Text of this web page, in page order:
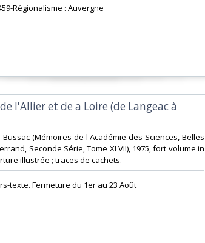
Régionalisme : Auvergne‎
l'Allier et de a Loire (de Langeac à
Bussac (Mémoires de l'Académie des Sciences, Belles
Seconde Série, Tome XLVII), 1975, fort volume in
illustrée ; traces de cachets.
texte. Fermeture du 1er au 23 Août‎